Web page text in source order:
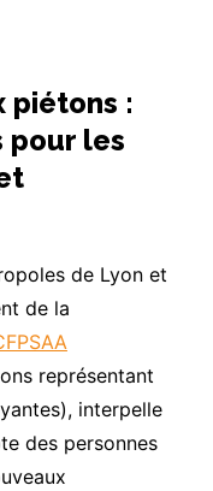
piétons :
pour les
de Lyon et
de la
représentant
interpelle
des personnes